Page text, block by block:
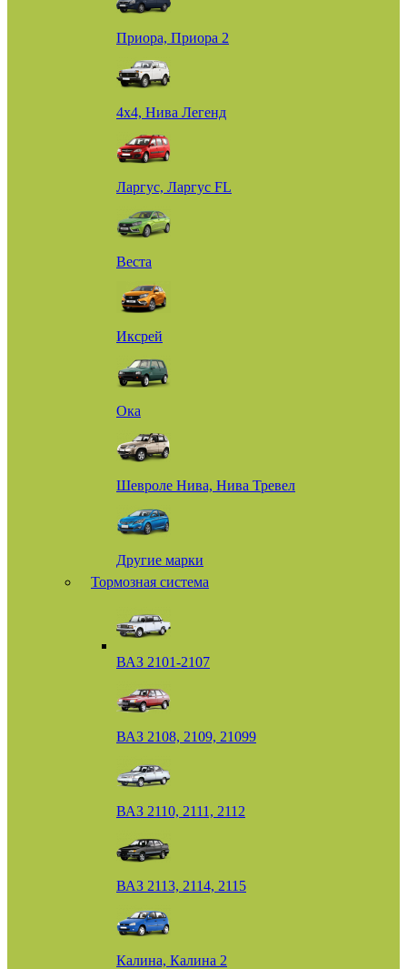
Приора, Приора 2
4х4, Нива Легенд
Ларгус, Ларгус FL
Веста
Иксрей
Ока
Шевроле Нива, Нива Тревел
Другие марки
Тормозная система
ВАЗ 2101-2107
ВАЗ 2108, 2109, 21099
ВАЗ 2110, 2111, 2112
ВАЗ 2113, 2114, 2115
Калина, Калина 2